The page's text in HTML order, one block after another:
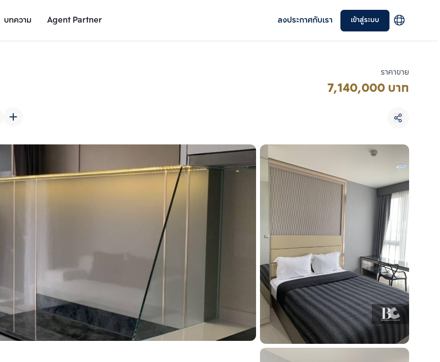
บทความ Agent Partner ลงประกาศกับเรา เข้าสู่ระบบ
รายละเอียดยูนิต
ราคาขาย
7,140,000 บาท
เพิ่มยูนิตเปรียบเทียบ
รายการที่ 2
เพิ่มยูนิตเปรียบเทียบ
รายการที่ 3
เลือกยูนิตเพื่อเปรียบเทียบ
เลือกได้สูงสุด 3 รายการ
เปรียบเทียบ
ลบทั้งหมด